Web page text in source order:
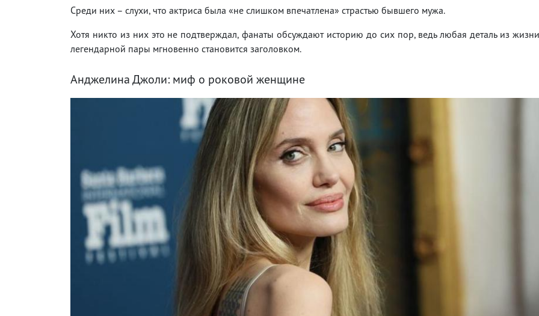
Среди них – слухи, что актриса была «не слишком впечатлена» страстью бывшего мужа.
Хотя никто из них это не подтверждал, фанаты обсуждают историю до сих пор, ведь любая деталь из жизни
легендарной пары мгновенно становится заголовком.
Анджелина Джоли: миф о роковой женщине